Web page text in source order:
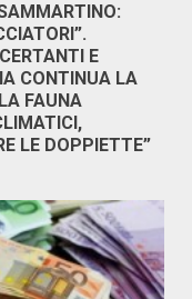
E
CONTINUA LA
FAUNA
LE DOPPIETTE”